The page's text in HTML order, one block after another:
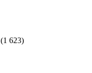
(1 623)